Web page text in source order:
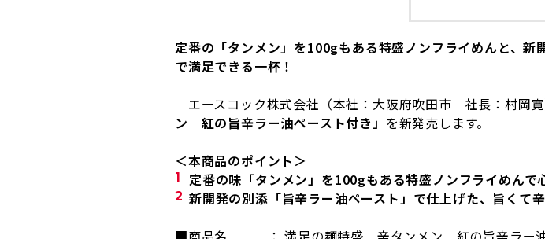
定番の「タンメン」を100gもある特盛ノンフライめんと、新
で満足できる一杯！
エースコック株式会社（本社：大阪府吹田市 社長：村岡寛
ン 紅の旨辛ラー油ペースト付き」 を新発売します。
＜本商品のポイント＞
定番の味「タンメン」を100gもある特盛ノンフライめんで
新開発の別添「旨辛ラー油ペースト」で仕上げた、旨くて